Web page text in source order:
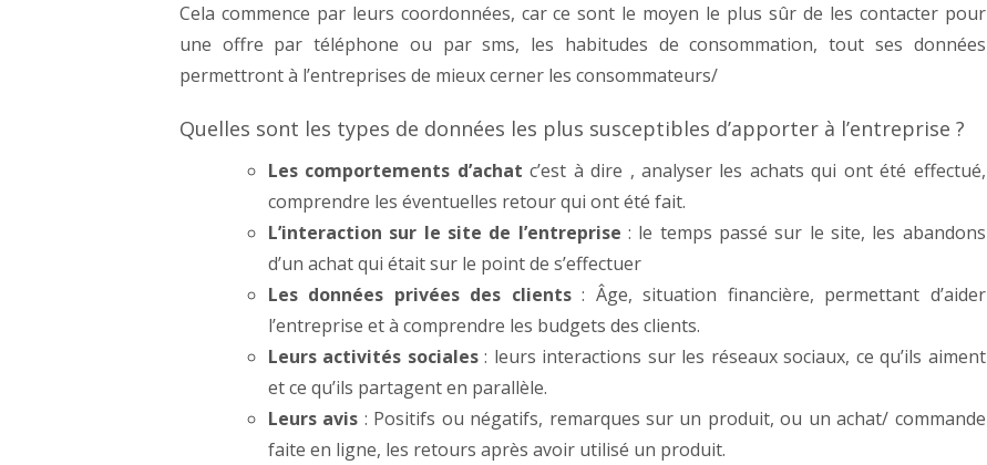
Cela commence par leurs coordonnées, car ce sont le moyen le plus sûr de les contacter pour
une offre par téléphone ou par sms, les habitudes de consommation, tout ses données
permettront à l’entreprises de mieux cerner les consommateurs/
Quelles sont les types de données les plus susceptibles d’apporter à l’entreprise ?
Les comportements d’achat c’est à dire , analyser les achats qui ont été effectué,
comprendre les éventuelles retour qui ont été fait.
L’interaction sur le site de l’entreprise : le temps passé sur le site, les abandons
d’un achat qui était sur le point de s’effectuer
Les données privées des clients: Âge, situation financière, permettant d’aider
l’entreprise et à comprendre les budgets des clients.
Leurs activités sociales: leurs interactions sur les réseaux sociaux, ce qu’ils aiment
et ce qu’ils partagent en parallèle.
Leurs avis : Positifs ou négatifs, remarques sur un produit, ou un achat/ commande
faite en ligne, les retours après avoir utilisé un produit.